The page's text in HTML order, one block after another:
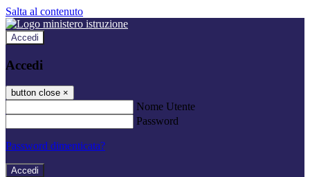
Salta al contenuto
Accedi
Accedi
button close ×
Nome Utente
Password
Password dimenticata?